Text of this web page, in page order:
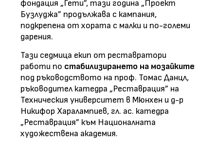
фондация „Гети”, тази година „Проект
Бузлуджа” продължава с кампания,
подкрепена от хората с малки и по-големи
дарения.
Тази седмица екип от реставратори
работи по стабилизирането на мозайките
под ръководството на проф. Томас Данцл,
ръководител катедра „Реставрация” на
Техническия университет в Мюнхен и д-р
Никифор Харалампиев, гл. ас. катедра
„Реставрация” към Националната
художествена академия.